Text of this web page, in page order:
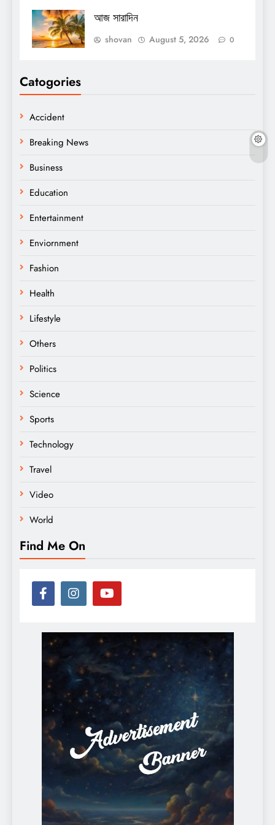
আজ সারাদিন
shovan August 5, 2026 0
Catogories
Accident
Breaking News
Business
Education
Entertainment
Enviornment
Fashion
Health
Lifestyle
Others
Politics
Science
Sports
Technology
Travel
Video
World
Find Me On